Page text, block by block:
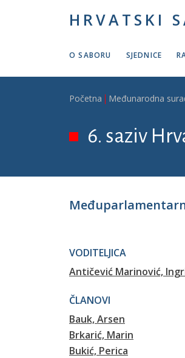
HRVATSKI
O SABORU SJEDNICE
Breadcrumb
Početna Međunarodna
6. saziv
VODITELJICA
Antičević Marinović,
ČLANOVI
Bauk, Arsen
Brkarić, Marin
Bukić, Perica